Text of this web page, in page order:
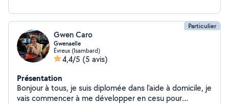
Particulier
Gwen Caro
Gwenaelle
Évreux (Isambard)
4,4/5 (5 avis)
Présentation
Bonjour à tous, je suis diplomée dans l'aide à domicile, je
vais commencer à me développer en cesu pour